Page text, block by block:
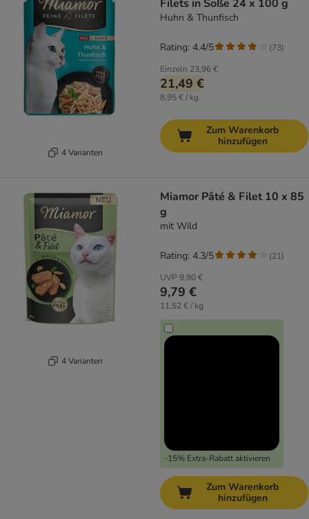
4 Varianten
Filets in Soße 24 x 100 g
Huhn & Thunfisch
Einzeln 23,96 €
21,49 €
8,95 € / kg
Rating: 4.4/5 (73)
Zum Warenkorb
hinzufügen
4 Varianten
Miamor Pâté & Filet 10 x 85
g
mit Wild
UVP 9,90 €
9,79 €
11,52 € / kg
-15% Extra-Rabatt aktivieren
Rating: 4.3/5 (21)
Zum Warenkorb
hinzufügen